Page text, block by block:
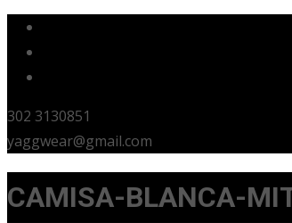
302 3130851
yaggwear@gmail.com
CAMISA-BLANCA-